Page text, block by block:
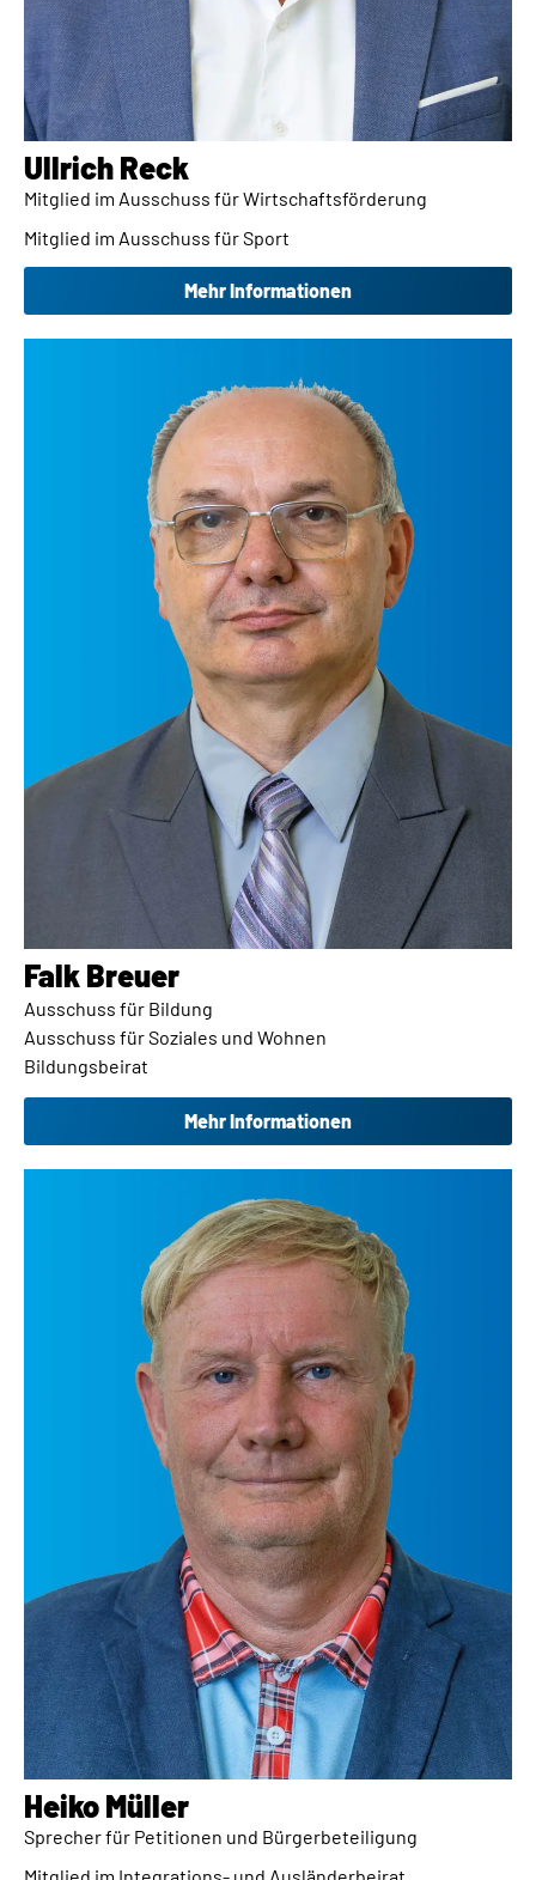
Ullrich Reck​
Mitglied im Ausschuss für Wirtschaftsförderung
Mitglied im Ausschuss für Sport
Mehr Informationen
Falk Breuer​
Ausschuss für Bildung
Ausschuss für Soziales und Wohnen
Bildungsbeirat
Mehr Informationen
Heiko Müller​
Sprecher für Petitionen und Bürgerbeteiligung